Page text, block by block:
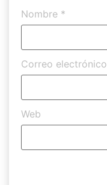
Nombre *
Correo electrónico
Web